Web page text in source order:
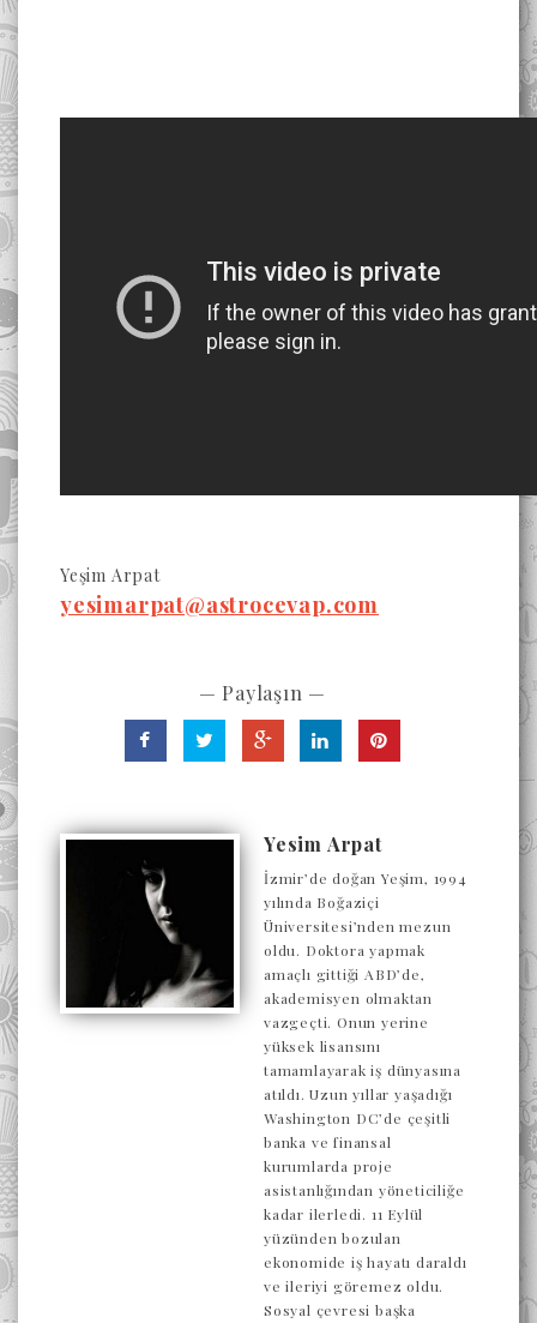
Yeşim Arpat
yesimarpat@astrocevap.com
— Paylaşın —
Yesim Arpat
İzmir’de doğan Yeşim, 1994
yılında Boğaziçi
Üniversitesi’nden mezun
oldu. Doktora yapmak
amaçlı gittiği ABD’de,
akademisyen olmaktan
vazgeçti. Onun yerine
yüksek lisansını
tamamlayarak iş dünyasına
atıldı. Uzun yıllar yaşadığı
Washington DC’de çeşitli
banka ve finansal
kurumlarda proje
asistanlığından yöneticiliğe
kadar ilerledi. 11 Eylül
yüzünden bozulan
ekonomide iş hayatı daraldı
ve ileriyi göremez oldu.
Sosyal çevresi başka